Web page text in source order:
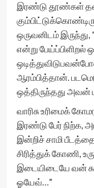
இரண்டு தூண்கள்
ஒருவனிடம்
என்று பேய்ப்பிளிறல்
ஆரம்பித்தான்.
ஒத்திருந்தது அவன்
வாரிசு உரிமைக்
இரண்டு பேர் நிற்க,
இன்றிச் சாமி
சிரித்துக் கோணி,
இடையிடையே வன்
ஓயேவ்…”